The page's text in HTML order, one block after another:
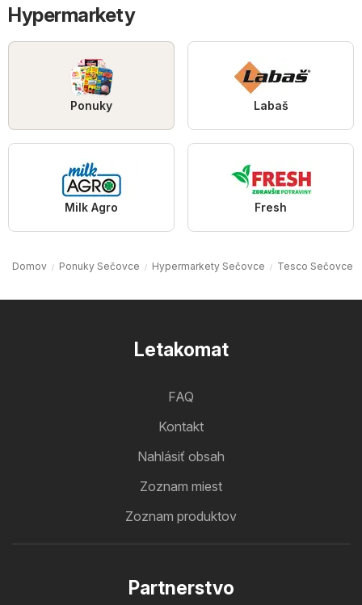
Hypermarkety
Ponuky Labaš
Milk Agro Fresh
Domov Ponuky Sečovce Hypermarkety Sečovce Tesco Sečovce
Letakomat
FAQ
Kontakt
Nahlásiť obsah
Zoznam miest
Zoznam produktov
Partnerstvo